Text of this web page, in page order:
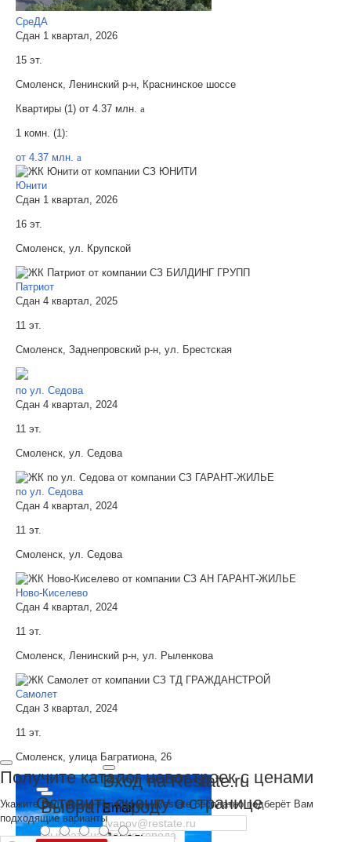
Выбрать город
Вход на Restate.ru
Email
Пароль
Получите каталог новостроек с ценами
Укажите Ваш номер телефона и Restate бесплатно подберёт Вам
подходящие варианты
СреДА
Сдан 1 квартал, 2026
15 эт.
Смоленск, Ленинский р-н, Краснинское шоссе
Квартиры (1) от 4.37 млн. a
1 комн. (1):
от 4.37 млн. a
Юнити
Сдан 1 квартал, 2026
16 эт.
Смоленск, ул. Крупской
Патриот
Сдан 4 квартал, 2025
11 эт.
Смоленск, Заднепровский р-н, ул. Брестская
по ул. Седова
Сдан 4 квартал, 2024
11 эт.
Смоленск, ул. Седова
по ул. Седова
Сдан 4 квартал, 2024
11 эт.
Смоленск, ул. Седова
Ново-Киселево
Сдан 4 квартал, 2024
11 эт.
Смоленск, Ленинский р-н, ул. Рыленкова
Самолет
Сдан 3 квартал, 2024
11 эт.
Смоленск, улица Багратиона, 26
Оставить оценку о странице